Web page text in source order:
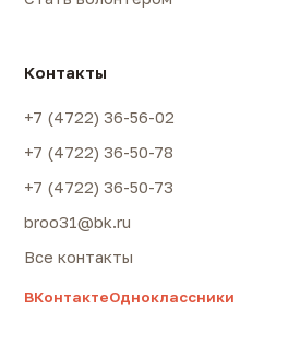
Контакты
+7 (4722) 36-56-02
+7 (4722) 36-50-78
+7 (4722) 36-50-73
broo31@bk.ru
Все контакты
ВКонтактеОдноклассники